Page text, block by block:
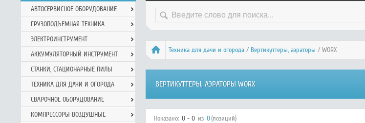
Техника для дачи и огорода / Вертикуттеры, аэраторы / WORX
ВЕРТИКУТТЕРЫ, АЭРАТОРЫ WORX
Показано: 0 - 0 из 0(позиций)
АВТОСЕРВИСНОЕ ОБОРУДОВАНИЕ
ГРУЗОПОДЪЕМНАЯ ТЕХНИКА
ЭЛЕКТРОИНСТРУМЕНТ
АККУМУЛЯТОРНЫЙ ИНСТРУМЕНТ
СТАНКИ, СТАЦИОНАРНЫЕ ПИЛЫ
ТЕХНИКА ДЛЯ ДАЧИ И ОГОРОДА
СВАРОЧНОЕ ОБОРУДОВАНИЕ
КОМПРЕССОРЫ ВОЗДУШНЫЕ